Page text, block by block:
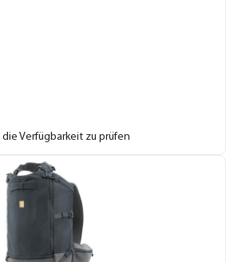
die Verfügbarkeit zu prüfen